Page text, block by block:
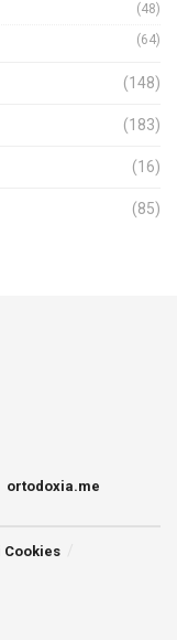
(48)
(64)
(148)
(183)
(16)
(85)
ortodoxia.me